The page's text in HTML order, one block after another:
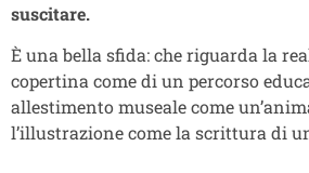
suscitare.
È una bella sfida: che riguarda la
copertina come di un percorso
allestimento museale come
l’illustrazione come la scrittura di